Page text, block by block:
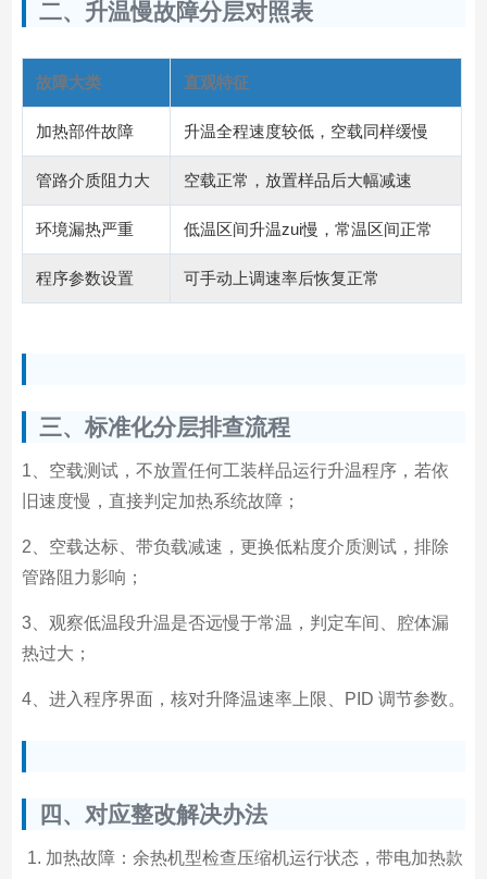
二、升温慢故障分层对照表
故障大类 直观特征
加热部件故障 升温全程速度较低，空载同样缓慢
管路介质阻力大 空载正常，放置样品后大幅减速
环境漏热严重 低温区间升温zui慢，常温区间正常
程序参数设置 可手动上调速率后恢复正常
三、标准化分层排查流程
1、空载测试，不放置任何工装样品运行升温程序，若依
旧速度慢，直接判定加热系统故障；
2、空载达标、带负载减速，更换低粘度介质测试，排除
管路阻力影响；
3、观察低温段升温是否远慢于常温，判定车间、腔体漏
热过大；
4、进入程序界面，核对升降温速率上限、PID 调节参数。
四、对应整改解决办法
加热故障：余热机型检查压缩机运行状态，带电加热款